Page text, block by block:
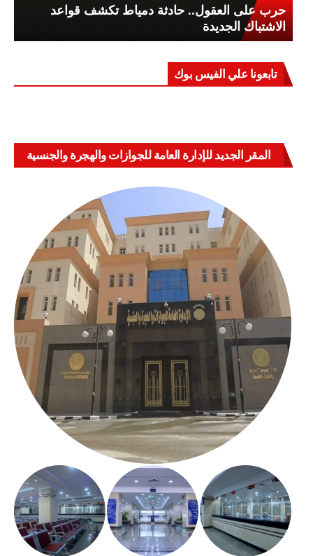
حرب على العقول.. حادثة دمياط تكشف قواعد
الاشتباك الجديدة
تابعونا علي الفيس بوك
المقر الجديد للإدارة العامة للجوازات والهجرة والجنسية